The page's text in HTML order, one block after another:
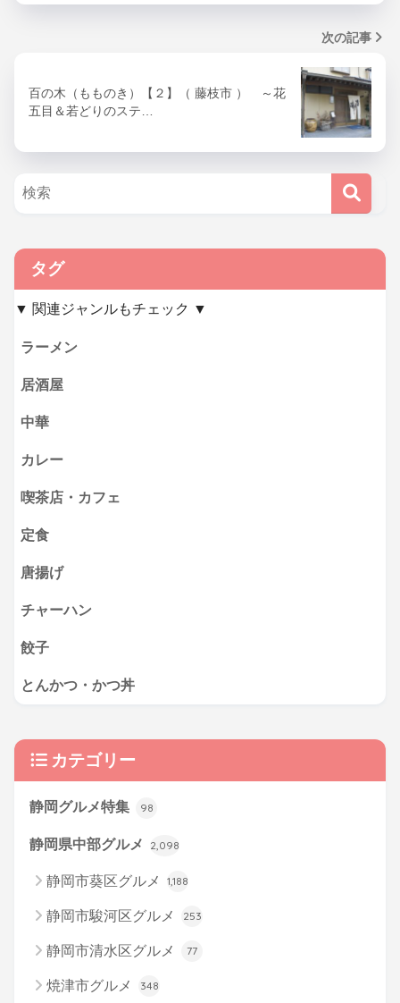
次の記事
百の木（もものき）【２】（ 藤枝市 ） ～花
五目＆若どりのステ…
タグ
▼ 関連ジャンルもチェック ▼
ラーメン
居酒屋
中華
カレー
喫茶店・カフェ
定食
唐揚げ
チャーハン
餃子
とんかつ・かつ丼
カテゴリー
静岡グルメ特集 98
静岡県中部グルメ 2,098
静岡市葵区グルメ 1,188
静岡市駿河区グルメ 253
静岡市清水区グルメ 77
焼津市グルメ 348